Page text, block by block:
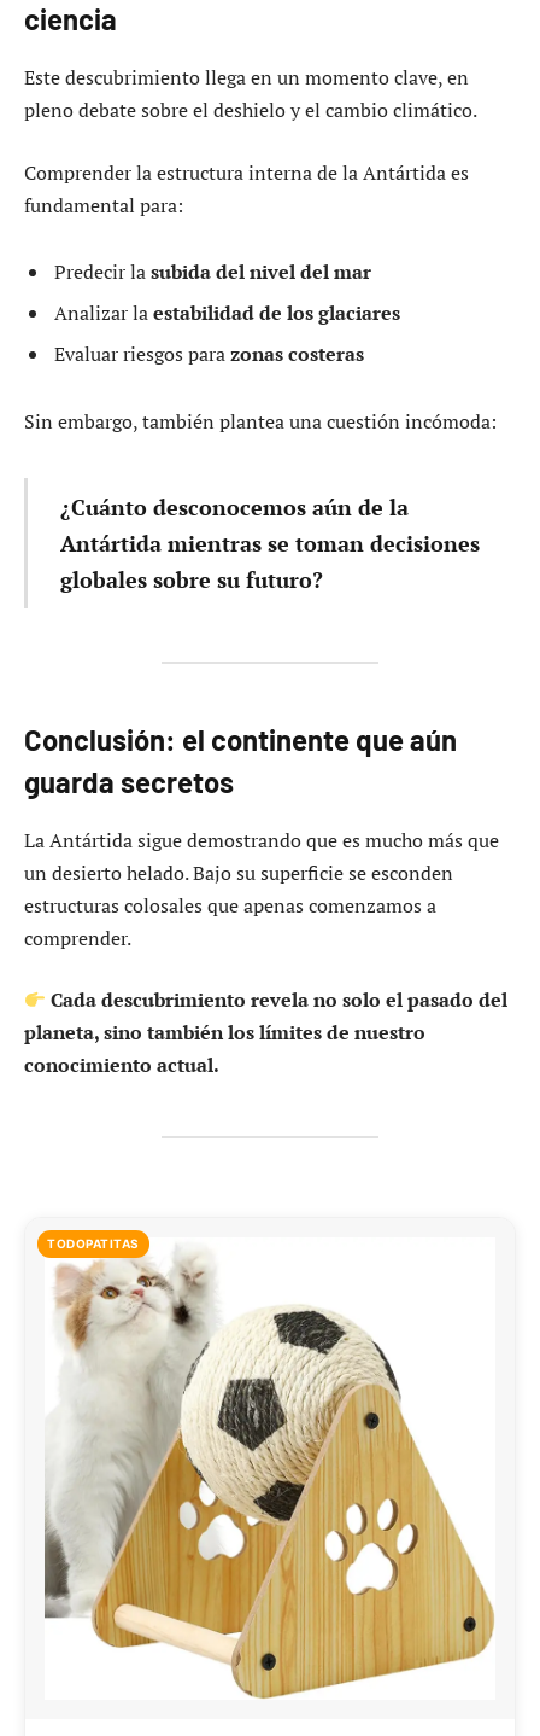
ciencia
Este descubrimiento llega en un momento clave, en
pleno debate sobre el deshielo y el cambio climático.
Comprender la estructura interna de la Antártida es
fundamental para:
Predecir lasubida del nivel del mar
Analizar laestabilidad de los glaciares
Evaluar riesgos parazonas costeras
Sin embargo, también plantea una cuestión incómoda:
¿Cuánto desconocemos aún de la
Antártida mientras se toman decisiones
globales sobre su futuro?
Conclusión: el continente que aún
guarda secretos
La Antártida sigue demostrando que es mucho más que
un desierto helado. Bajo su superficie se esconden
estructuras colosales que apenas comenzamos a
comprender.
Cada descubrimiento revela no solo el pasado del
planeta, sino también los límites de nuestro
conocimiento actual.
TODOPATITAS